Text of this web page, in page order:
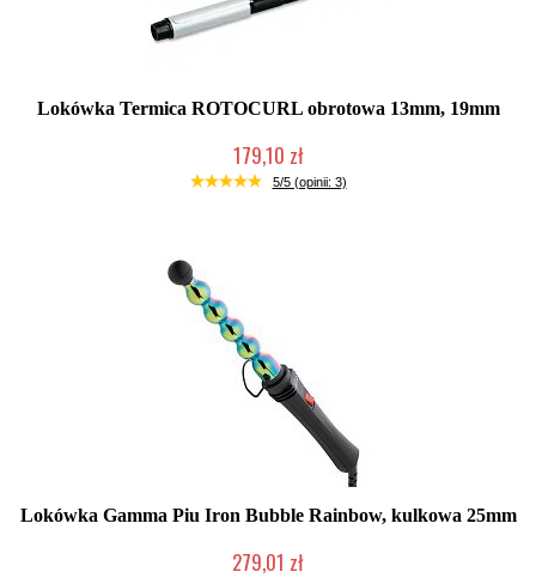
Lokówka Termica ROTOCURL obrotowa 13mm, 19mm
179,10 zł
Duża ilość (wysyłka w 24h)
5/5 (opinii: 3)
Lokówka Gamma Piu Iron Bubble Rainbow, kulkowa 25mm
279,01 zł